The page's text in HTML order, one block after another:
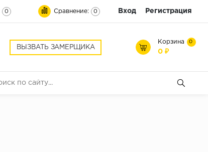
0 Сравнение: 0 Вход Регистрация
ВЫЗВАТЬ ЗАМЕРЩИКА
Корзина 0
0 ₽